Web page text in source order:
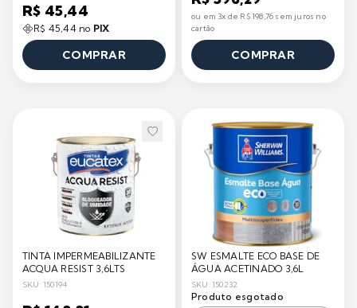
R$ 45,44
R$ 45,44 no PIX
COMPRAR
ou em 3x de R$ 198,76 sem juros no
cartão
COMPRAR
TINTA IMPERMEABILIZANTE
ACQUA RESIST 3,6LTS
SKU: 150194
SW ESMALTE ECO BASE DE
ÁGUA ACETINADO 3,6L
SKU: 150232
Produto esgotado